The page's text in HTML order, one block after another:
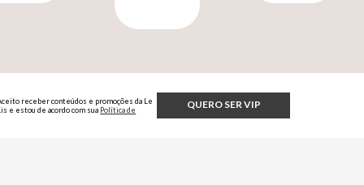
QUERO SER VIP
receber conteúdos e promoções da Le
e estou de acordo com sua Política de